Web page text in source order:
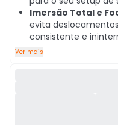
Imersão Total e
evita
consistente e
Ver mais